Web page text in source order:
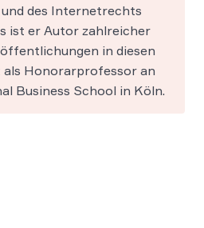
und des Internetrechts
ist er Autor zahlreicher
in diesen
Honorarprofessor an
Business School in Köln.